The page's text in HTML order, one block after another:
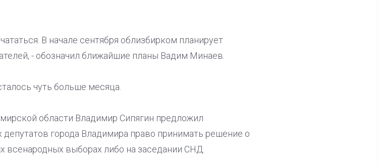
В начале сентября облизбирком планирует
- обозначил ближайшие планы Вадим Минаев.
чуть больше месяца.
области Владимир Сипягин предложил
города Владимира право принимать решение о
всенародных выборах либо на заседании СНД.